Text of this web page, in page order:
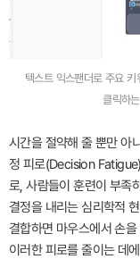
텍스트 익스팬더로 주요
클릭하
시간을 절약해 줄 뿐만 아
정 피로(Decision
로, 사람들이 훈련이 부족
결정을 내리는 심리학적
결합하면 마우스에서 손
이러한 피로를 줄이는 데